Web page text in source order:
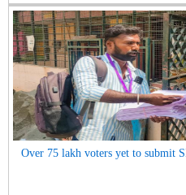
Over 75 lakh voters yet to submit